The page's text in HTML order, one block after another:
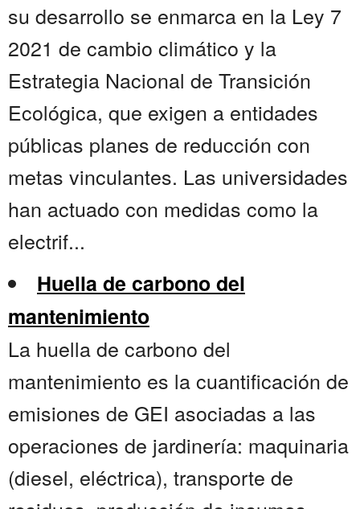
su desarrollo se enmarca en la Ley 7
2021 de cambio climático y la
Estrategia Nacional de Transición
Ecológica, que exigen a entidades
públicas planes de reducción con
metas vinculantes. Las universidades
han actuado con medidas como la
electrif...
Huella de carbono del
mantenimiento
La huella de carbono del
mantenimiento es la cuantificación de
emisiones de GEI asociadas a las
operaciones de jardinería: maquinaria
(diesel, eléctrica), transporte de